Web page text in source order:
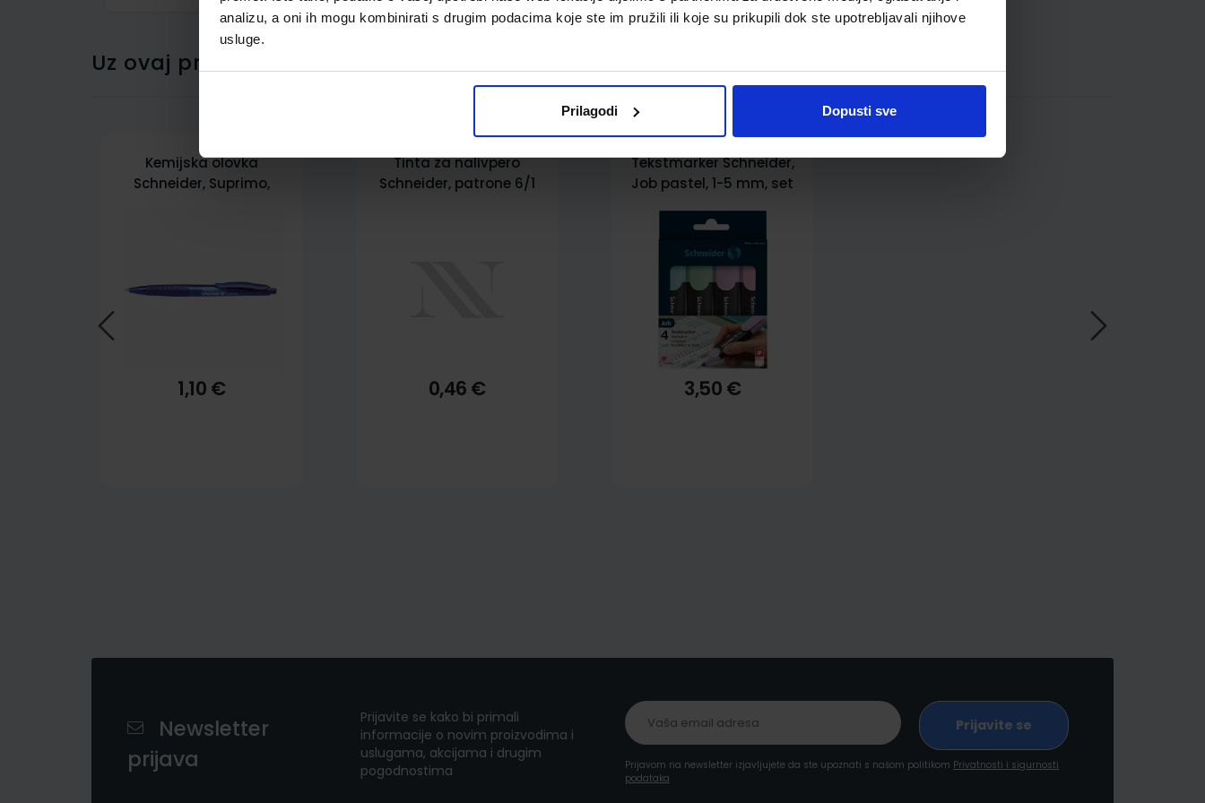
analizu, a oni ih mogu kombinirati s drugim podacima koje ste im pružili ili koje su prikupili dok ste upotrebljavali njihove
usluge.
Prilagodi Dopusti sve
Uz ovaj proizvod kupci su kupili i ovo…
Kemijska olovka
Schneider, Suprimo,
1,10 €
Tinta za nalivpero
Schneider, patrone 6/1
0,46 €
Tekstmarker Schneider,
Job pastel, 1-5 mm, set
3,50 €
Newsletter
prijava
Prijavite se kako bi primali
informacije o novim proizvodima i
uslugama, akcijama i drugim
pogodnostima
Prijavom na newsletter izjavljujete da ste upoznati s našom politikom Privatnosti i sigurnosti
podataka